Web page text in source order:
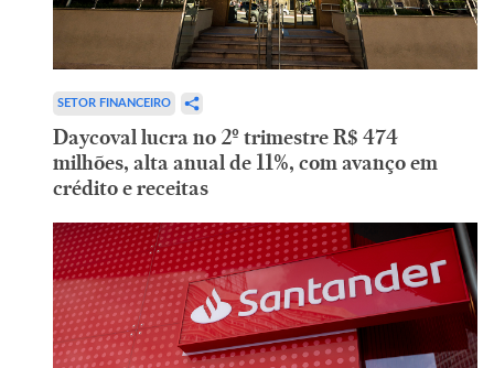
SETOR FINANCEIRO
Daycoval lucra no 2º trimestre R$ 474
milhões, alta anual de 11%, com avanço em
crédito e receitas